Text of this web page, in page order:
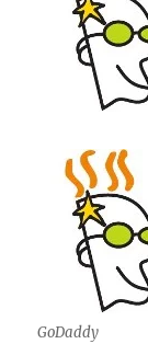
GoDaddy